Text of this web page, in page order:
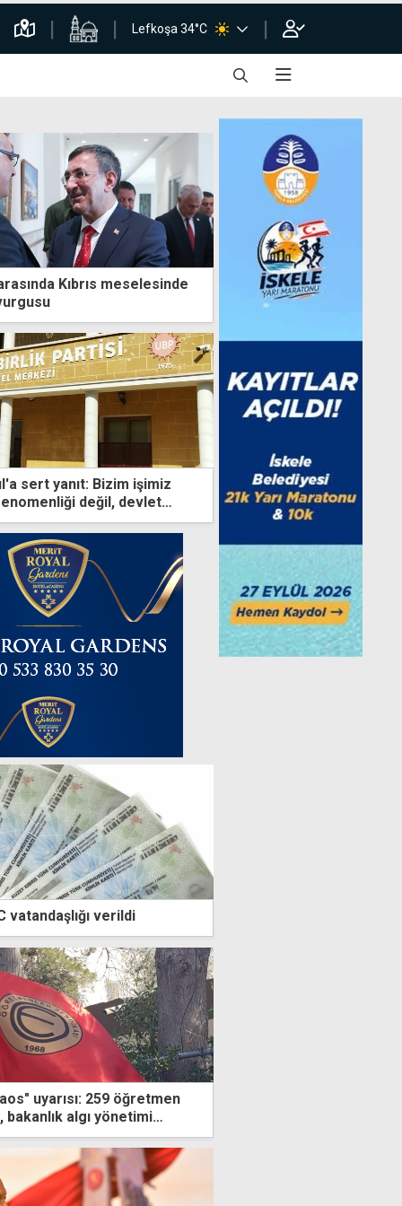
Lefkoşa 34°C
Kıbrıs meselesinde
sert yanıt: Bizim işimiz
değil, devlet
vatandaşlığı verildi
uyarısı: 259 öğretmen
bakanlık algı yönetimi